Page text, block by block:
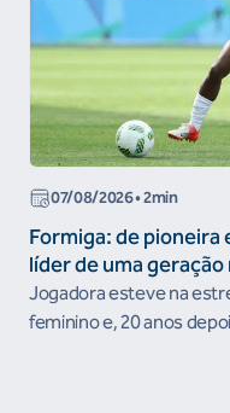
07/08/2026• 2min
Formiga: de pioneira
líder de uma geração
Jogadora esteve na
feminino e, 20 anos